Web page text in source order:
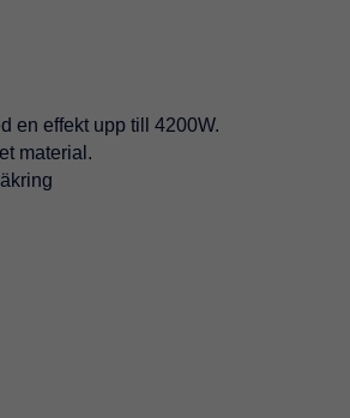
en effekt upp till 4200W.
material.